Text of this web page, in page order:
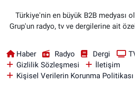
Türkiye'nin en büyük B2B medyası
Grup'un radyo, tv ve dergilerine ait
Haber Radyo Dergi
Gizlilik Sözleşmesi
İletişim
Kişisel Verilerin Korunma Politikası